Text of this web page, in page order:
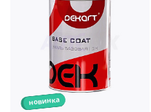
новинка